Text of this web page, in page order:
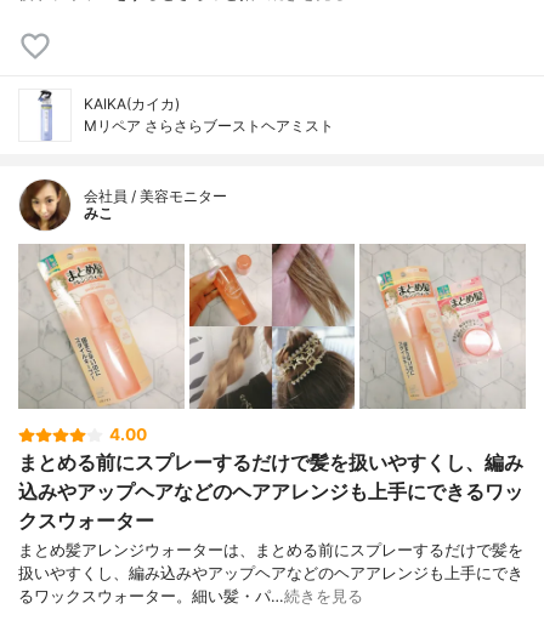
KAIKA(カイカ)
Mリペア さらさらブーストヘアミスト
会社員 / 美容モニター
みこ
4.00
まとめる前にスプレーするだけで髪を扱いやすくし、編み
込みやアップヘアなどのヘアアレンジも上手にできるワッ
クスウォーター
まとめ髪アレンジウォーターは、まとめる前にスプレーするだけで髪を
扱いやすくし、編み込みやアップヘアなどのヘアアレンジも上手にでき
るワックスウォーター。細い髪・パ…続きを見る